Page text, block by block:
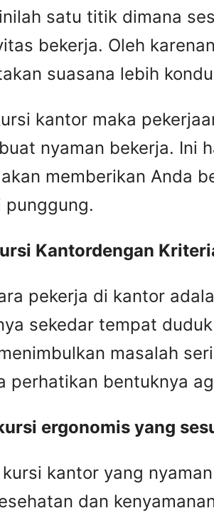
satu titik dimana
bekerja. Oleh
suasana lebih
kantor maka
nyaman bekerja. Ini
memberikan Anda
punggung.
Kantordengan
pekerja di kantor
sekedar tempat
masalah
perhatikan bentuknya
ergonomis yang
kantor yang
dan